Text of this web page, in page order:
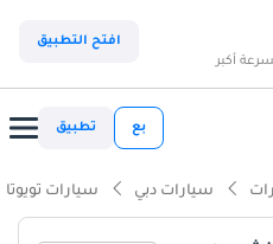
أكبر
افتح التطبيق
بع تطبيق
سيارات دبي سيارات تويوتا